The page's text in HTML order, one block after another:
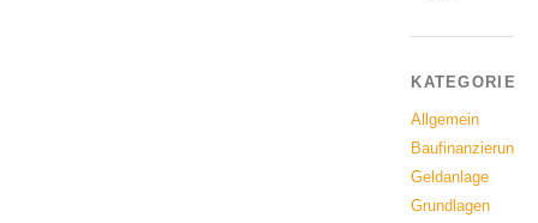
KATEGORIEN
Allgemein
Baufinanzierung
Geldanlage
Grundlagen